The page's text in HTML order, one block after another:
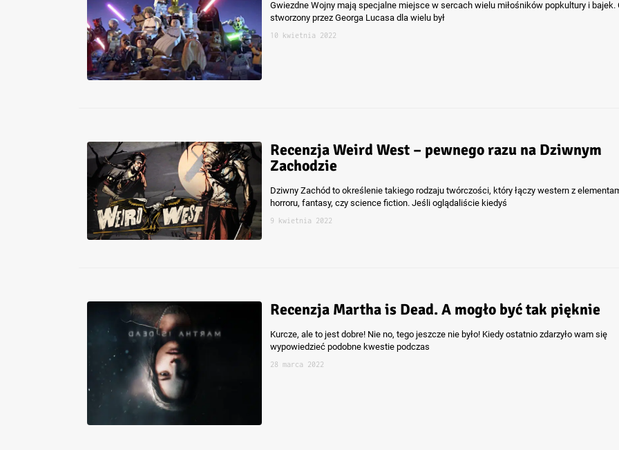
Gwiezdne Wojny mają specjalne miejsce w sercach wielu miłośników popkultury i bajek.
stworzony przez Georga Lucasa dla wielu był
10 kwietnia 2022
Recenzja Weird West – pewnego razu na Dziwnym
Zachodzie
Dziwny Zachód to określenie takiego rodzaju twórczości, który łączy western z
horroru, fantasy, czy science fiction. Jeśli oglądaliście kiedyś
9 kwietnia 2022
Recenzja Martha is Dead. A mogło być tak pięknie
Kurcze, ale to jest dobre! Nie no, tego jeszcze nie było! Kiedy ostatnio zdarzyło wam się
wypowiedzieć podobne kwestie podczas
28 marca 2022